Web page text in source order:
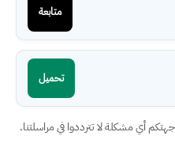
متابعة
تحميل
أي مشكلة لا تترددوا في مراسلتنا.